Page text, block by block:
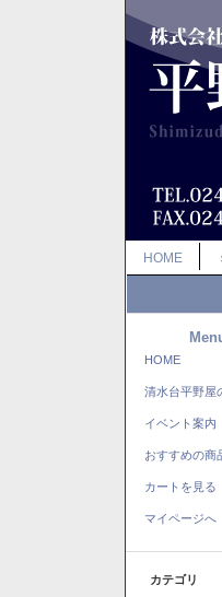
HOME
HOME
清水台平野屋
イベント案内
おすすめの商
カートを見る
マイページへ
カテゴリ